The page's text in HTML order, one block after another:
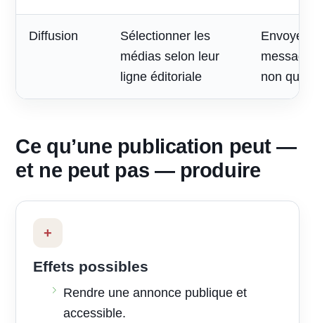
Diffusion
Sélectionner les
médias selon leur
ligne éditoriale
Envoyer
non
Ce qu’une publication peut —
et ne peut pas — produire
+
Effets possibles
Rendre une annonce publique et
accessible.